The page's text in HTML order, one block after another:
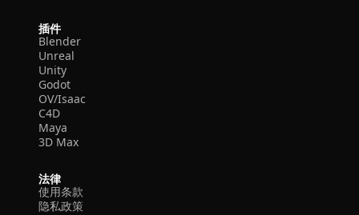
插件
Blender
Unreal
Unity
Godot
OV/Isaac
C4D
Maya
3D Max
法律
使用条款
隐私政策